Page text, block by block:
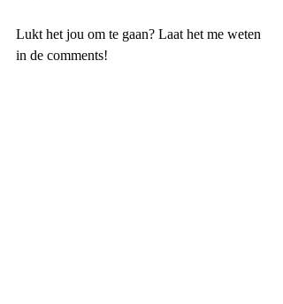
Lukt het jou om te gaan? Laat het me weten
in de comments!